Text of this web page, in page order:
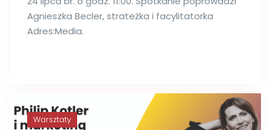
Agnieszka Becler, strateżka i facylitatorka
Adres:Media.
Warsztaty